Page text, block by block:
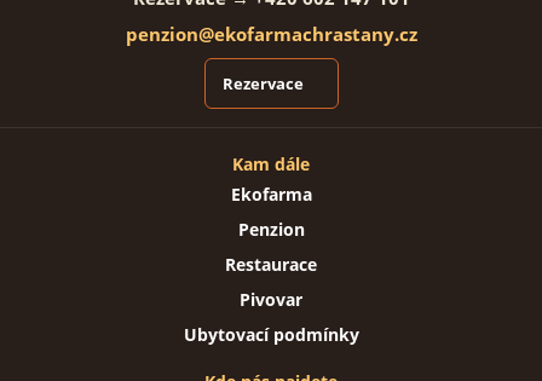
penzion@ekofarmachrastany.cz
Rezervace
Kam dále
Ekofarma
Penzion
Restaurace
Pivovar
Ubytovací podmínky